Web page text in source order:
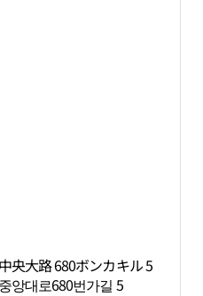
央大路 680ボンカキル 5
앙대로680번가길 5